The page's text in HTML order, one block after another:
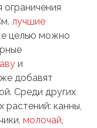
ограничения
лучшие
целью можно
и
добавят
Среди других
растений: канны,
молочай,